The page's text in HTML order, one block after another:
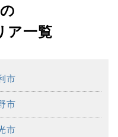
ア一覧
市
市
市